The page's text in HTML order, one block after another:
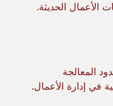
الأعمال الحديثة.
المعالجة
في إدارة الأعمال.